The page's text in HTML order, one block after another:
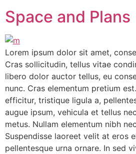
Space and Plans
Lorem ipsum dolor sit amet,
Cras sollicitudin, tellus vitae
libero dolor auctor tellus, eu
nunc. Cras elementum pretium
efficitur, tristique ligula a,
augue ipsum, vehicula et tellus
metus. Nullam elementum nibh
Suspendisse laoreet velit at eros
pellentesque urna ornare. In sed